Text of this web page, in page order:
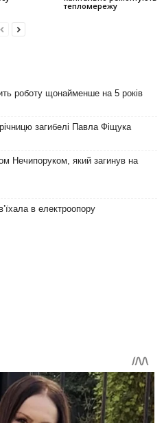
тепломережу
роботу щонайменше на 5 років
загибелі Павла Фіщука
Нечипоруком, який загинув на
в електроопору